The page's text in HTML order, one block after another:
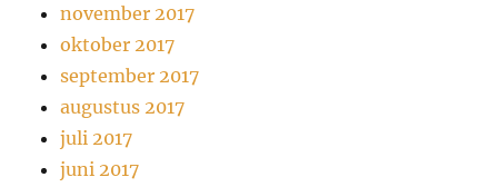
november 2017
oktober 2017
september 2017
augustus 2017
juli 2017
juni 2017